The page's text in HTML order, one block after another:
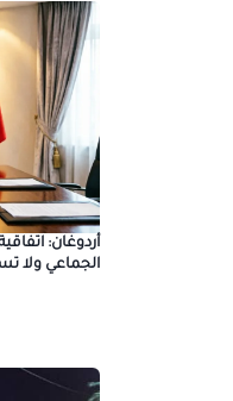
أردوغان:
الجماعي ولا